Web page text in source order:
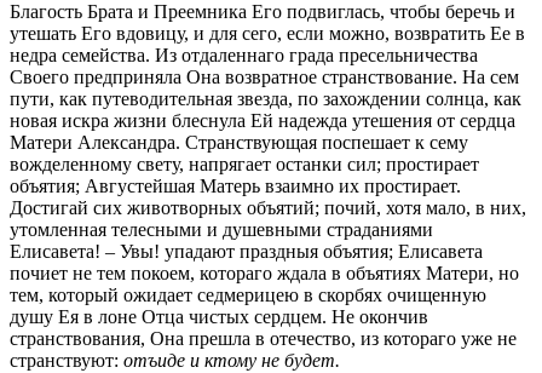
Благость Брата и Преемника Его подвиглась, чтобы беречь и
утешать Его вдовицу, и для сего, если можно, возвратить Ее в
недра семейства. Из отдаленнаго града пресельничества
Своего предприняла Она возвратное странствование. На сем
пути, как путеводительная звезда, по захождении солнца, как
новая искра жизни блеснула Ей надежда утешения от сердца
Матери Александра. Странствующая поспешает к сему
вожделенному свету, напрягает останки сил; простирает
объятия; Августейшая Матерь взаимно их простирает.
Достигай сих животворных объятий; почий, хотя мало, в них,
утомленная телесными и душевными страданиями
Елисавета! – Увы! упадают праздныя объятия; Елисавета
почиет не тем покоем, котораго ждала в объятиях Матери, но
тем, который ожидает седмерицею в скорбях очищенную
душу Ея в лоне Отца чистых сердцем. Не окончив
странствования, Она прешла в отечество, из котораго уже не
странствуют: отъиде и ктому не будет.